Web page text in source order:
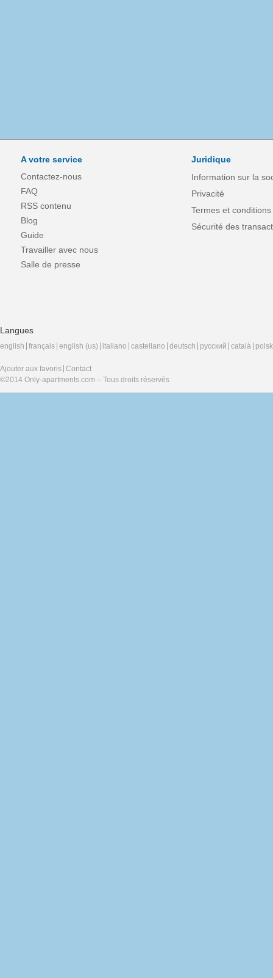
A votre service
Contactez-nous
FAQ
RSS contenu
Blog
Guide
Travailler avec nous
Salle de presse
Juridique
Information sur la
Privacité
Termes et conditions
Sécurité des
Langues
english français english (us) italiano castellano deutsch русский català
Ajouter aux favoris Contact
©2014 Only-apartments.com – Tous droits réservés